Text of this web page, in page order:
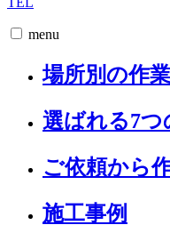
menu
場所別の作
選ばれる7つ
ご依頼から
施工事例